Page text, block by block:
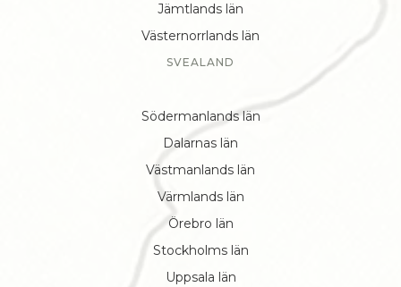
Jämtlands län
Västernorrlands län
SVEALAND
Södermanlands län
Dalarnas län
Västmanlands län
Värmlands län
Örebro län
Stockholms län
Uppsala län